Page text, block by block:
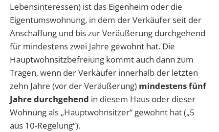
Lebensinteressen) ist das Eigenheim oder die
Eigentumswohnung, in dem der Verkäufer seit der
Anschaffung und bis zur Veräußerung durchgehend
für mindestens zwei Jahre gewohnt hat. Die
Hauptwohnsitzbefreiung kommt auch dann zum
Tragen, wenn der Verkäufer innerhalb der letzten
zehn Jahre (vor der Veräußerung) mindestens fünf
Jahre durchgehend in diesem Haus oder dieser
Wohnung als „Hauptwohnsitzer“ gewohnt hat („5
aus 10-Regelung“).